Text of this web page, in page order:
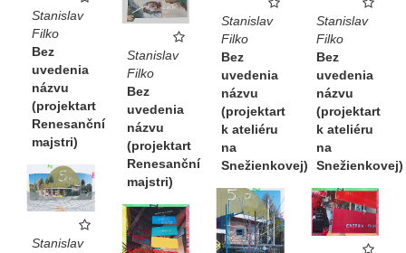
Stanislav
Filko
Bez
uvedenia
názvu
(projektart
Renesanční
majstri)
Stanislav
Filko
Bez
uvedenia
názvu
(projektart
Renesanční
majstri)
Stanislav
Filko
Bez
uvedenia
názvu
(projektart
k ateliéru
na
Snežienkovej)
Stanislav
Filko
Bez
uvedenia
názvu
(projektart
k ateliéru
na
Snežienkovej)
Stanislav